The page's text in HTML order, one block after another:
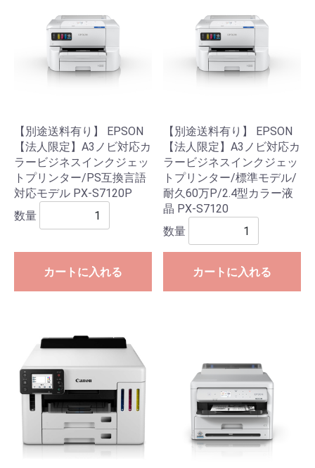
【別途送料有り】 EPSON
【法人限定】A3ノビ対応カ
ラービジネスインクジェッ
トプリンター/PS互換言語
対応モデル PX-S7120P
数量
カートに入れる
【別途送料有り】 EPSON
【法人限定】A3ノビ対応カ
ラービジネスインクジェッ
トプリンター/標準モデル/
耐久60万P/2.4型カラー液
晶 PX-S7120
数量
カートに入れる